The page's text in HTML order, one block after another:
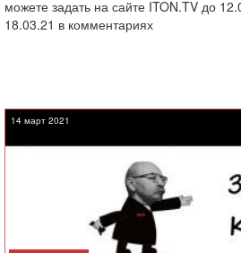
можете задать на сайте ITON.TV до
18.03.21 в комментариях
14 март 2021